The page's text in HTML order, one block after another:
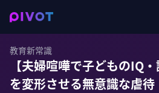
教育新常識
【夫婦喧嘩で子どものIQ
を変形させる無意識な虐待